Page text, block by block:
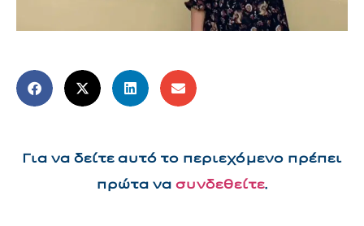
Για να δείτε αυτό το περιεχόμενο πρέπει
πρώτα να συνδεθείτε.